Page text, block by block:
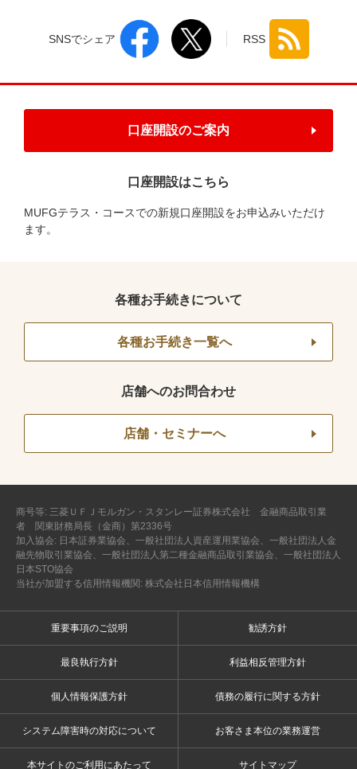
SNSでシェア RSS
口座開設のご案内
口座開設はこちら
MUFGテラス・コースでの新規口座開設をお申込みいただけ
ます。
各種お手続きについて
各種お手続き一覧へ
店舗へのお問合わせ
店舗・セミナーへ
商号等: 三菱ＵＦＪモルガン・スタンレー証券株式会社 金融商品取引業
者 関東財務局長（金商）第2336号
加入協会: 日本証券業協会、一般社団法人資産運用業協会、一般社団法人金
融先物取引業協会、一般社団法人第二種金融商品取引業協会、一般社団法人
日本STO協会
当社が加盟する信用情報機関: 株式会社日本信用情報機構
重要事項のご説明 勧誘方針
最良執行方針 利益相反管理方針
個人情報保護方針 債務の履行に関する方針
システム障害時の対応について お客さま本位の業務運営
本サイトのご利用にあたって サイトマップ